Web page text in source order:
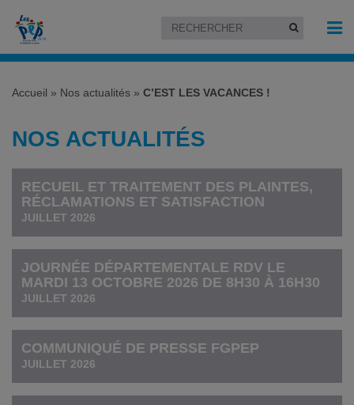
Accueil » Nos actualités » C’EST LES VACANCES !
NOS ACTUALITÉS
RECUEIL ET TRAITEMENT DES PLAINTES,
RÉCLAMATIONS ET SATISFACTION
JUILLET 2026
JOURNÉE DÉPARTEMENTALE RDV LE
MARDI 13 OCTOBRE 2026 DE 8H30 À 16H30
JUILLET 2026
COMMUNIQUÉ DE PRESSE FGPEP
JUILLET 2026